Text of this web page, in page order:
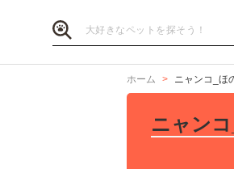
ホーム ニャンコ_ほ
ニャン